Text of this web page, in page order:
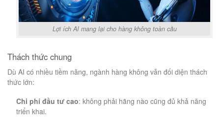
Lợi ích AI mang lại cho hàng không toàn cầu
Thách thức chung
Dù AI có nhiều tiềm năng, ngành hàng không vẫn đối diện thách
thức lớn:
Chi phí đầu tư cao: không phải hãng nào cũng đủ khả năng
triển khai.